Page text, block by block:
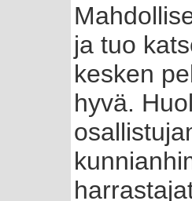
ja tuo
kesken
hyvä.